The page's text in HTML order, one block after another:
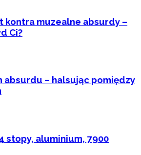
kontra muzealne absurdy –
Ci?
absurdu – halsując pomiędzy
stopy, aluminium, 7900